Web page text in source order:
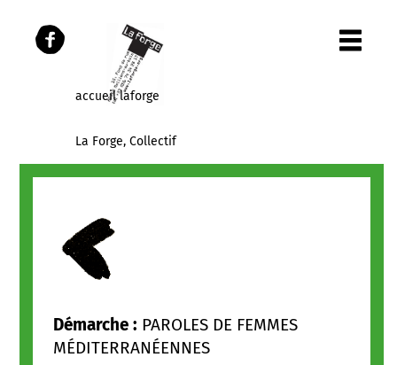
accueil laforge
La Forge, Collectif
Les publications
Panier
Démarche : PAROLES DE FEMMES
MÉDITERRANÉENNES